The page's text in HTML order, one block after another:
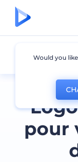
pour
Secteur
Would you